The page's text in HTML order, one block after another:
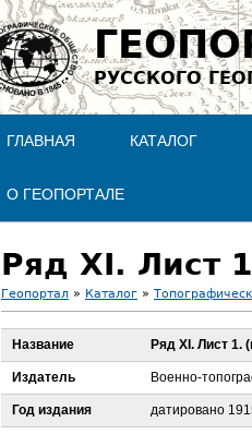
РУССКОГО
ГЛАВНАЯ КАТАЛОГ
О ГЕОПОРТАЛЕ
Ряд XI. Лист
В
ы
Геопортал » Каталог »
Название Ряд XI. Лист 1.
Издатель Военно-
Год издания датировано